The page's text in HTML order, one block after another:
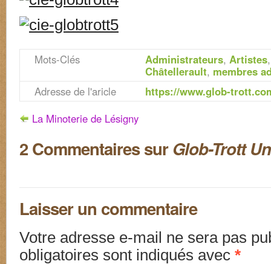
Mots-Clés Administrateurs, Artistes
Châtellerault, membres
Adresse de l'aricle
https://www.glob-
La Minoterie de Lésigny
2 Commentaires surGlob-Trott
Laisser un commentaire
Votre adresse e-mail ne sera pas
obligatoires sont indiqués avec *